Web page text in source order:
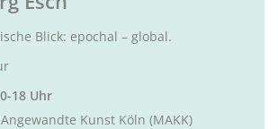
Blick: epochal – global.
18 Uhr
Kunst Köln (MAKK)